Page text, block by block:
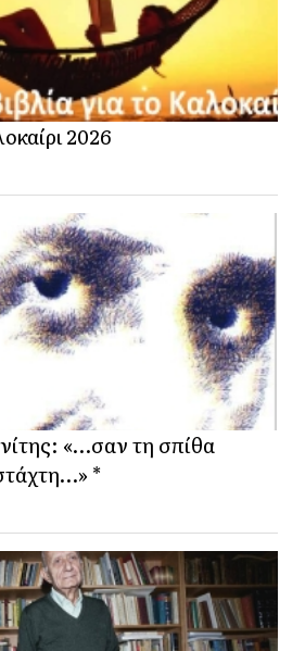
2026
«…σαν τη σπίθα
*